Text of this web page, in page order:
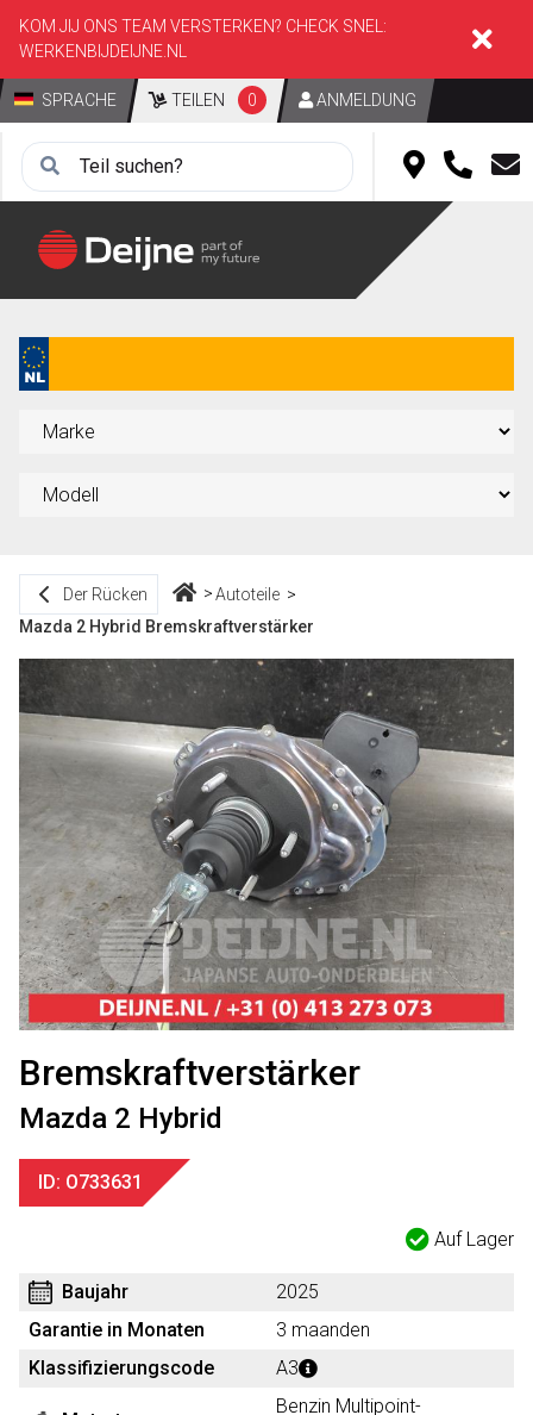
KOM JIJ ONS TEAM VERSTERKEN? CHECK SNEL:
WERKENBIJDEIJNE.NL
SPRACHE TEILEN 0 ANMELDUNG
Der Rücken
Autoteile
Mazda 2 Hybrid Bremskraftverstärker
Bremskraftverstärker
Mazda 2 Hybrid
ID: O733631
Auf Lager
Baujahr
2025
Garantie in Monaten
3 maanden
Klassifizierungscode
A3
Benzin Multipoint-